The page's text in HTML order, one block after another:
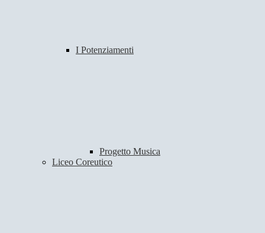
I Potenziamenti
Progetto Musica
Liceo Coreutico